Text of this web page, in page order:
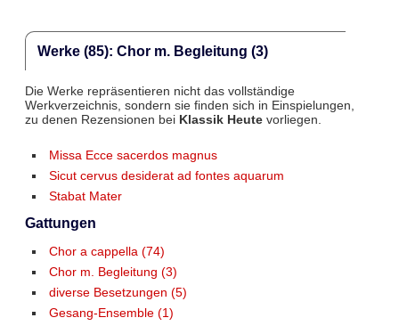
Werke (85): Chor m. Begleitung (3)
Die Werke repräsentieren nicht das vollständige
Werkverzeichnis, sondern sie finden sich in Einspielungen,
zu denen Rezensionen bei Klassik Heutevorliegen.
Missa Ecce sacerdos magnus
Sicut cervus desiderat ad fontes aquarum
Stabat Mater
Gattungen
Chor a cappella (74)
Chor m. Begleitung (3)
diverse Besetzungen (5)
Gesang-Ensemble (1)